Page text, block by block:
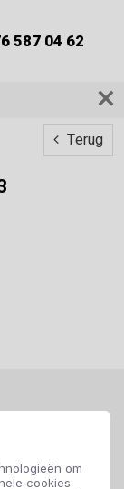
om
cookies
587 04 62
Terug